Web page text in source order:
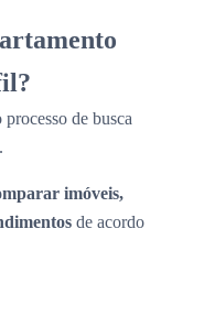
de busca
imóveis,
de acordo